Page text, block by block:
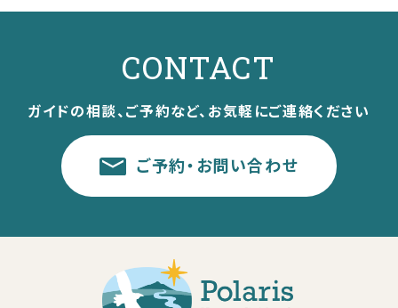
CONTACT
ガイドの相談、ご予約など、お気軽にご連絡ください
ご予約・お問い合わせ